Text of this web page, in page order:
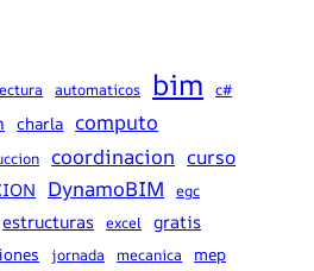
automaticos bim
c#
charla computo
coordinacion curso
DynamoBIM
egc
estructuras excel gratis
jornada mecanica mep